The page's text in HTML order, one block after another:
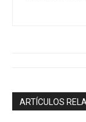
ARTÍCULOS